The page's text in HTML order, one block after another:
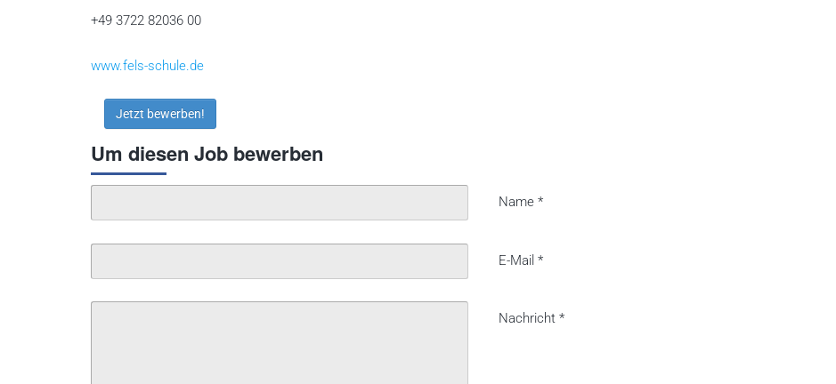
+49 3722 82036 00
www.fels-schule.de
Jetzt bewerben!
Um diesen Job bewerben
Name *
E-Mail *
Nachricht *